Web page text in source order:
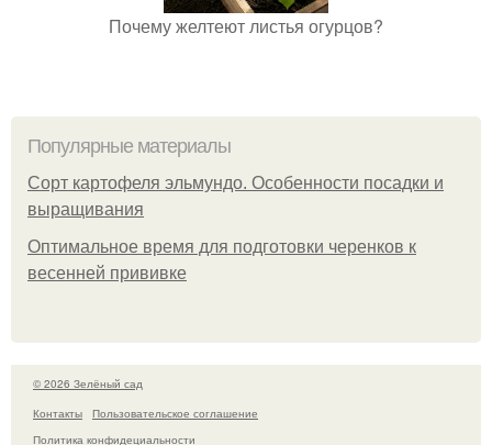
Почему желтеют листья огурцов?
Популярные материалы
Сорт картофеля эльмундо. Особенности посадки и
выращивания
Оптимальное время для подготовки черенков к
весенней прививке
© 2026 Зелёный сад
Контакты
Пользовательское соглашение
Политика конфидециальности